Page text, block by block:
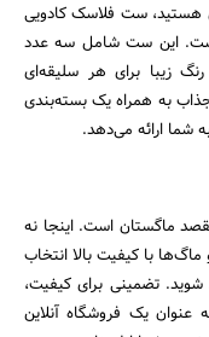
هستید، ست فلاسک کادویی
شماست. این ست شامل سه عدد
سی سی و شش رنگ زیبا برای هر سلیقه‌ای
به همراه یک بسته‌بندی
شما ارائه می‌دهد.
ماگستان است. اینجا نه
با کیفیت بالا انتخاب
تضمینی برای کیفیت،
یک فروشگاه آنلاین